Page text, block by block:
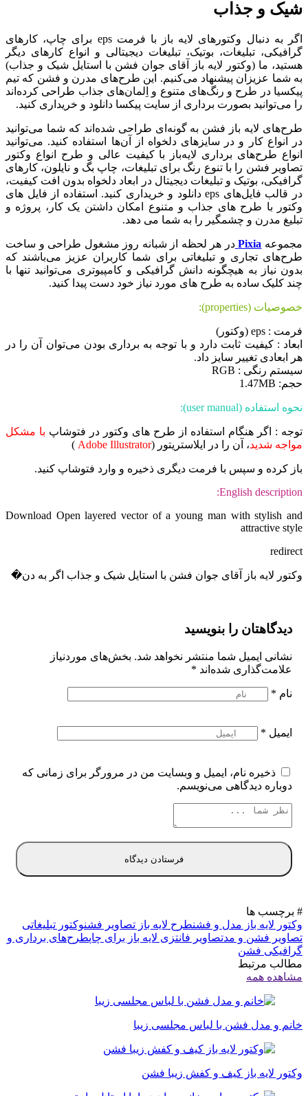
شیک و جذاب
اگر به ‌دنبال وکتورهای لایه باز با فرمت eps برای چاپ، کارهای
گرافیکی، تبلیغات، بوتیک، تبلیغات دیجیتالی و انواع کارهای دیگر
هستید، ما (وکتور لایه باز آقای جوان فشن با استایل شیک و جذاب)
به شما عزیزان پیشنهاد می‌کنیم. این طرح‌های مدرن و فشن که تیم
پیکسیا در طرح و رنگ‌های متنوع و اِلمان‌های جذاب طراحی کرده‌اند
را می‌توانید بصورت برداری از سایت پیکسا دانلود و خریداری کنید.
طرح‌های لایه باز فشن به گونه‌ای طراحی شده‌اند که شما می‌توانید
در انواع کار و در سایزهای دلخواه از آن‌ها استفاده کنید. می‌توانید
انواع طرح‌های برداری لایه‌باز با کیفیت عالی و طرح انواع وکتور
تصاویر فشن را با تنوع رنگ برای تبلیغات، چاپ بگ و نایلون، کارهای
گرافیکی، بوتیک و تبلیغات دیجیتال در ابعاد دلخواه بدون افت کیفیت،
در قالب فایل‌های eps دانلود و خریداری کنید. استفاده از فایل های
وکتور با طرح های جذاب و متنوع امکان داشتن یک کار، پروژه و
تبلیغ مدرن و چشمگیر را به شما می دهد.
مجموعه Pixia در هر لحظه از شبانه روز مشغول طراحی و ساخت
طرح‌های تجاری و تبلیغاتی برای شما کاربران عزیز می‌باشند که
بدون نیاز به هیچگونه دانش گرافیکی و کامپیوتری می‌توانید تنها با
چند کلیک ساده به طرح های مورد نیاز خود دست پیدا کنید.
خصوصیات (properties):
فرمت : eps (وکتور)
ابعاد : کیفیت ثابت دارد و با توجه به برداری بودن می‌توان آن را در
هر ابعادی تغییر سایز داد.
سیستم رنگی : RGB
حجم: 1.47MB
نحوه استفاده (user manual):
توجه : اگر هنگام استفاده از طرح های وکتور در فتوشاپ با مشکل
مواجه شدید، آن را در ایلاستریتور (Adobe Illustrator
)
باز کرده و سپس با فرمت دیگری ذخیره و وارد فتوشاپ کنید.
English description:
Download Open layered vector of a young man with stylish and
attractive style
redirect
وکتور لایه باز آقای جوان فشن با استایل شیک و جذاب اگر به ‌دن�
دیدگاهتان را بنویسید
نشانی ایمیل شما منتشر نخواهد شد. بخش‌های موردنیاز
علامت‌گذاری شده‌اند *
نام *
ایمیل *
ذخیره نام، ایمیل و وبسایت من در مرورگر برای زمانی که
دوباره دیدگاهی می‌نویسم.
# برچسب ها
وکتور لایه باز مدل و فشنطرح لایه باز تصاویر فشنوکتور تبلیغاتی
تصاویر فشن و مدتصاویر فانتزی لایه باز برای چاپطرح‌های برداری و
گرافیکی فشن
مطالب مرتبط
مشاهده همه
خانم و مدل فشن با لباس مجلسی زیبا
وکتور لایه باز کیف و کفش زیبا فشن